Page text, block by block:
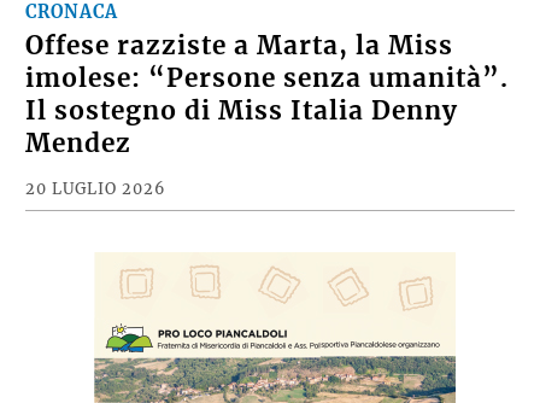
CRONACA
Offese razziste a Marta, la Miss
imolese: “Persone senza umanità”.
Il sostegno di Miss Italia Denny
Mendez
20 LUGLIO 2026